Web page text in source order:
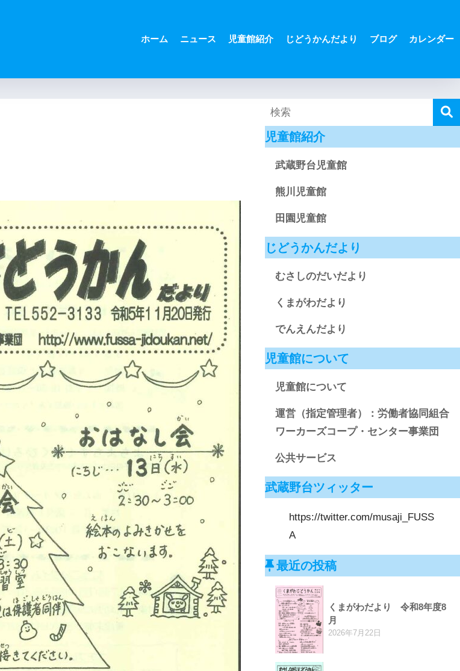
ホーム ニュース 児童館紹介 じどうかんだより ブログ カレンダー
児童館紹介
武蔵野台児童館
熊川児童館
田園児童館
じどうかんだより
むさしのだいだより
くまがわだより
でんえんだより
児童館について
児童館について
運営（指定管理者）：労働者協同組合
ワーカーズコープ・センター事業団
公共サービス
武蔵野台ツィッター
https://twitter.com/musaji_FUSS
A
最近の投稿
くまがわだより 令和8年度8
月
2026年7月22日